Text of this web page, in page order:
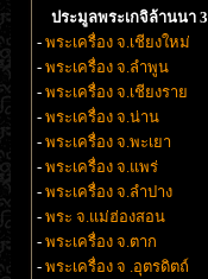
ประมูลพระเกจิล้านนา 3
- พระเครื่อง จ.เชียงใหม่
- พระเครื่อง จ.ลำพูน
- พระเครื่อง จ.เชียงราย
- พระเครื่อง จ.น่าน
- พระเครื่อง จ.พะเยา
- พระเครื่อง จ.แพร่
- พระเครื่อง จ.ลำปาง
- พระ จ.แม่ฮ่องสอน
- พระเครื่อง จ.ตาก
- พระเครื่อง จ .อุตรดิตถ์